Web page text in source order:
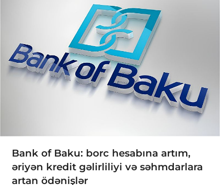
Bank of Baku: borc hesabına artım,
əriyən kredit gəlirliliyi və səhmdarlara
artan ödənişlər